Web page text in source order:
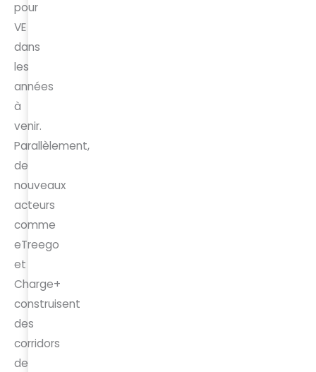
pour
VE
dans
les
années
à
venir.
Parallèlement,
de
nouveaux
acteurs
comme
eTreego
et
Charge+
construisent
des
corridors
de